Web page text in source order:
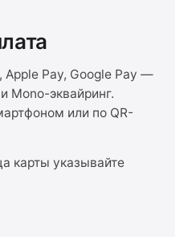
Apple Pay, Google Pay —
Mono-эквайринг.
или по QR-
карты указывайте